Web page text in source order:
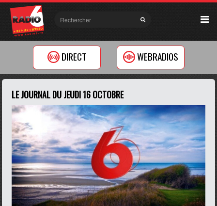
DIRECT WEBRADIOS
LE JOURNAL DU JEUDI 16 OCTOBRE